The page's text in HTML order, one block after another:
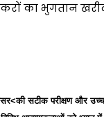
का भुगतान
सटीक परीक्षण और उच्च